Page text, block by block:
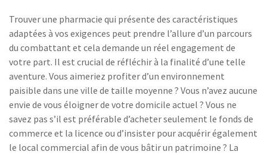
Trouver une pharmacie qui présente des caractéristiques
adaptées à vos exigences peut prendre l’allure d’un parcours
du combattant et cela demande un réel engagement de
votre part. Il est crucial de réfléchir à la finalité d’une telle
aventure. Vous aimeriez profiter d’un environnement
paisible dans une ville de taille moyenne ? Vous n’avez aucune
envie de vous éloigner de votre domicile actuel ? Vous ne
savez pas s’il est préférable d’acheter seulement le fonds de
commerce et la licence ou d’insister pour acquérir également
le local commercial afin de vous bâtir un patrimoine ? La